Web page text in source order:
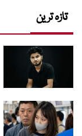
تازہ ترین